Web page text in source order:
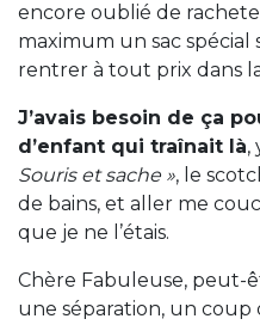
encore oublié de
maximum un sac
rentrer à tout prix dans
J’avais besoin de ça
d’enfant qui traînait là,
Souris et sache », le
de bains, et aller me
que je ne l’étais.
Chère Fabuleuse, peut-
une séparation, un